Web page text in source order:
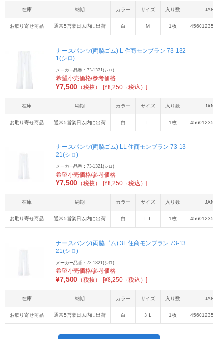
在庫 納期 カラー サイズ 入り数 JAN
お取り寄せ商品 通常5営業日以内に出荷 白 Ｍ 1枚
ナースパンツ(両脇ゴム) L 住商モンブラン 73-132
1(シロ)
メーカー品番：73-1321(シロ)
希望小売価格/参考価格
¥7,500 （税抜） [¥8,250（税込）]
在庫 納期 カラー サイズ 入り数 JAN
お取り寄せ商品 通常5営業日以内に出荷 白 Ｌ 1枚
ナースパンツ(両脇ゴム) LL 住商モンブラン 73-13
21(シロ)
メーカー品番：73-1321(シロ)
希望小売価格/参考価格
¥7,500 （税抜） [¥8,250（税込）]
在庫 納期 カラー サイズ 入り数 JAN
お取り寄せ商品 通常5営業日以内に出荷 白 ＬＬ 1枚
ナースパンツ(両脇ゴム) 3L 住商モンブラン 73-13
21(シロ)
メーカー品番：73-1321(シロ)
希望小売価格/参考価格
¥7,500 （税抜） [¥8,250（税込）]
在庫 納期 カラー サイズ 入り数 JAN
お取り寄せ商品 通常5営業日以内に出荷 白 ３Ｌ 1枚